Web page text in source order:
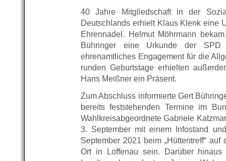
40 Jahre Mitgliedschaft in der
Deutschlands erhielt Klaus Klenk eine
Ehrennadel. Helmut Möhrmann
Bühringer eine Urkunde der
ehrenamtliches Engagement für die
runden Geburtstage erhielten
Hans Meißner ein Präsent.
Zum Abschluss informierte Gert
bereits feststehenden Termine im
Wahlkreisabgeordnete Gabriele
3. September mit einem Infostand
September 2021 beim „Hüttentreff“ auf
Ort in Loffenau sein. Darüber